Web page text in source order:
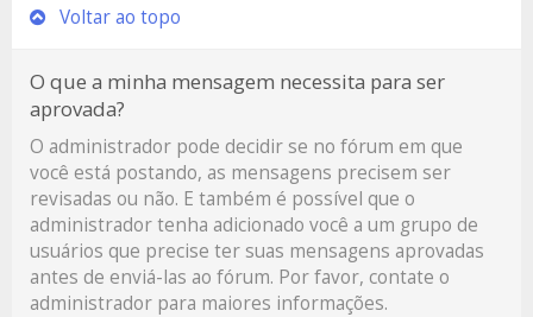
Voltar ao topo
O que a minha mensagem necessita para ser
aprovada?
O administrador pode decidir se no fórum em que
você está postando, as mensagens precisem ser
revisadas ou não. E também é possível que o
administrador tenha adicionado você a um grupo de
usuários que precise ter suas mensagens aprovadas
antes de enviá-las ao fórum. Por favor, contate o
administrador para maiores informações.